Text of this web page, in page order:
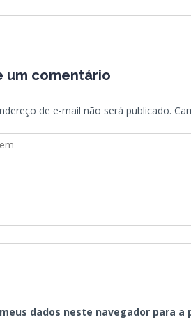
um comentário
de e-mail não será publicado.
dados neste navegador para